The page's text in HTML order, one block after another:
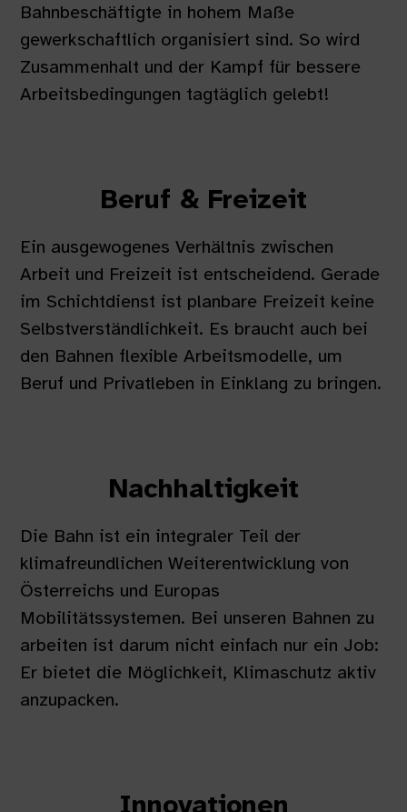
Bahnbeschäftigte in hohem Maße
gewerkschaftlich organisiert sind. So wird
Zusammenhalt und der Kampf für bessere
Arbeitsbedingungen tagtäglich gelebt!
Beruf & Freizeit
Ein ausgewogenes Verhältnis zwischen
Arbeit und Freizeit ist entscheidend. Gerade
im Schichtdienst ist planbare Freizeit keine
Selbstverständlichkeit. Es braucht auch bei
den Bahnen flexible Arbeitsmodelle, um
Beruf und Privatleben in Einklang zu bringen.
Nachhaltigkeit
Die Bahn ist ein integraler Teil der
klimafreundlichen Weiterentwicklung von
Österreichs und Europas
Mobilitätssystemen. Bei unseren Bahnen zu
arbeiten ist darum nicht einfach nur ein Job:
Er bietet die Möglichkeit, Klimaschutz aktiv
anzupacken.
Innovationen